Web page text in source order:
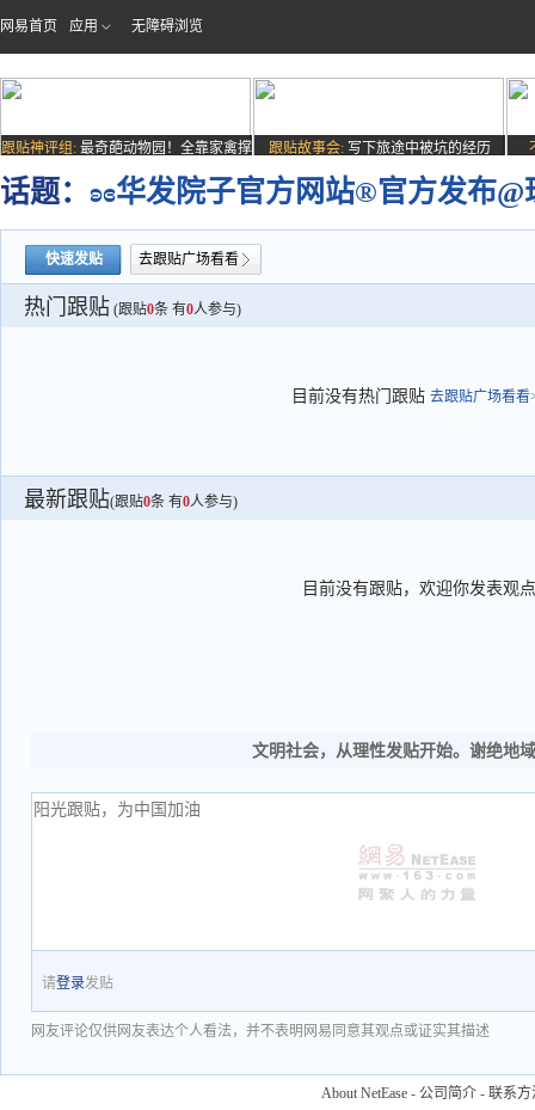
网易首页 应用 无障碍浏览
跟贴神评组: 最奇葩动物园！全靠家禽撑
场子
跟贴故事会: 写下旅途中被坑的经历
话题： ʚɞ华发院子官方网站®官方发布
快速发贴 去跟贴广场看看
热门跟贴 (跟贴0条 有0人参与)
目前没有热门跟贴 去跟贴广场看看
最新跟贴(跟贴0条 有0人参与)
目前没有跟贴，欢迎你发表观点
文明社会，从理性发贴开始。谢绝地
请登录发贴
网友评论仅供网友表达个人看法，并不表明网易同意其观点或证实其描述
About NetEase - 公司简介 - 联系方